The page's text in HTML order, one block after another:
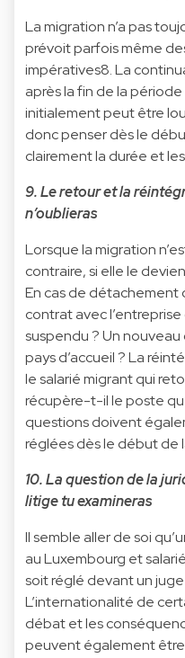
La migration n’a pas
prévoit parfois même
impératives8. La
après la fin de la
initialement peut être
donc penser dès le
clairement la durée et
9. Le retour et la
n’oublieras
Lorsque la migration
contraire, si elle le
En cas de
contrat avec
suspendu ? Un
pays d’accueil ? La
le salarié migrant qui
récupère-t-il le poste
questions doivent
réglées dès le début de
10. La question de la
litige tu examineras
Il semble aller de soi
au Luxembourg et
soit réglé devant un
L’internationalité de
débat et les
peuvent également